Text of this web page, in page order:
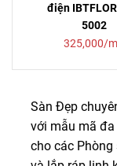
điện
5002
325,000/
Sàn Đẹp
với mẫu mã
cho các